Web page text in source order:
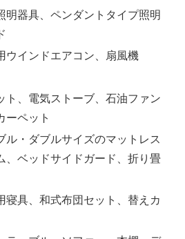
明器具、ペンダントタイプ照明
ウインドエアコン、扇風機
ト、電気ストーブ、石油ファン
ーペット
ル・ダブルサイズのマットレス
、ベッドサイドガード、折り畳
寝具、和式布団セット、替えカ